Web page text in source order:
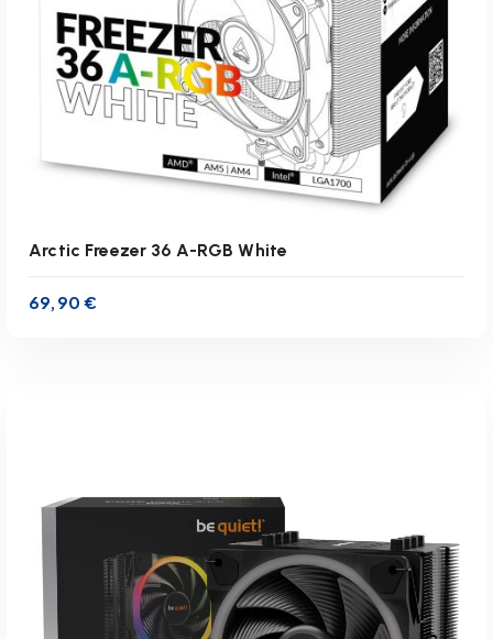
inkl. 19 % MwSt.
Versandkosten
Lieferzeit:
1-3 Werktage
IN DEN WARENKORB
Arctic Freezer 36 A-RGB White
69,90 €